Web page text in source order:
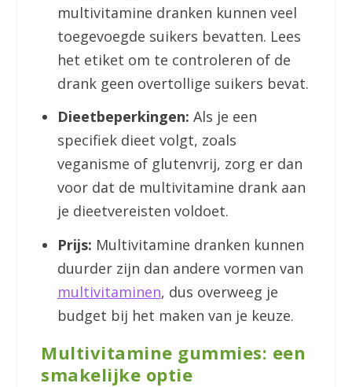
multivitamine dranken kunnen veel
toegevoegde suikers bevatten. Lees
het etiket om te controleren of de
drank geen overtollige suikers bevat.
Dieetbeperkingen: Als je een
specifiek dieet volgt, zoals
veganisme of glutenvrij, zorg er dan
voor dat de multivitamine drank aan
je dieetvereisten voldoet.
Prijs: Multivitamine dranken kunnen
duurder zijn dan andere vormen van
multivitaminen, dus overweeg je
budget bij het maken van je keuze.
Multivitamine gummies: een
smakelijke optie